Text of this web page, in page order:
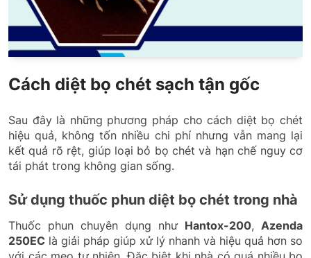
Cách diệt bọ chét sạch tận gốc
Sau đây là những phương pháp cho cách diệt bọ chét
hiệu quả, không tốn nhiều chi phí nhưng vẫn mang lại
kết quả rõ rệt, giúp loại bỏ bọ chét và hạn chế nguy cơ
tái phát trong không gian sống.
Sử dụng thuốc phun diệt bọ chét trong nhà
Thuốc phun chuyên dụng như Hantox-200, Azenda
250EC là giải pháp giúp xử lý nhanh và hiệu quả hơn so